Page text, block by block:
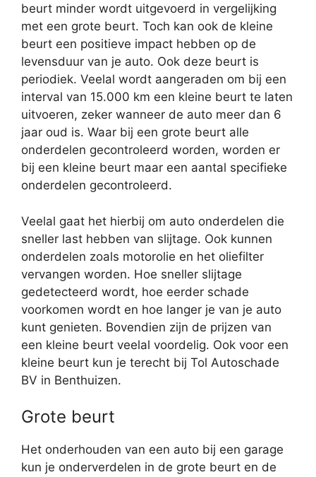
beurt minder wordt uitgevoerd in vergelijking
met een grote beurt. Toch kan ook de kleine
beurt een positieve impact hebben op de
levensduur van je auto. Ook deze beurt is
periodiek. Veelal wordt aangeraden om bij een
interval van 15.000 km een kleine beurt te laten
uitvoeren, zeker wanneer de auto meer dan 6
jaar oud is. Waar bij een grote beurt alle
onderdelen gecontroleerd worden, worden er
bij een kleine beurt maar een aantal specifieke
onderdelen gecontroleerd.
Veelal gaat het hierbij om auto onderdelen die
sneller last hebben van slijtage. Ook kunnen
onderdelen zoals motorolie en het oliefilter
vervangen worden. Hoe sneller slijtage
gedetecteerd wordt, hoe eerder schade
voorkomen wordt en hoe langer je van je auto
kunt genieten. Bovendien zijn de prijzen van
een kleine beurt veelal voordelig. Ook voor een
kleine beurt kun je terecht bij Tol Autoschade
BV in Benthuizen.
Grote beurt
Het onderhouden van een auto bij een garage
kun je onderverdelen in de grote beurt en de